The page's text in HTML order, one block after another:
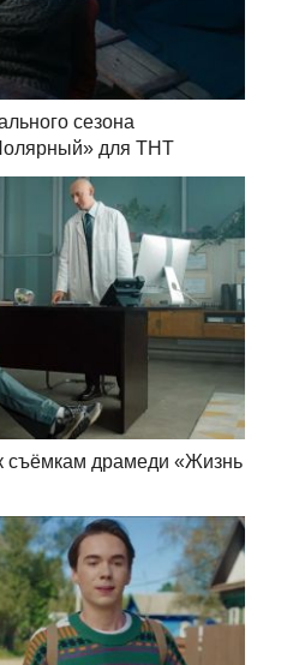
сезона
для ТНТ
съёмкам драмеди «Жизнь